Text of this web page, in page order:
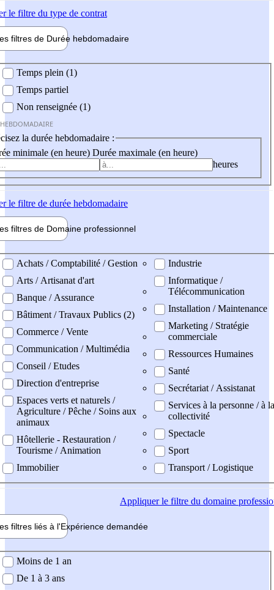
le filtre du type de contrat
filtres de Durée hebdomadaire
Temps plein (1)
Temps partiel
Non renseignée (1)
la durée hebdomadaire :
minimale (en heure) Durée maximale (en heure)
heures
le filtre de durée hebdomadaire
filtres de Domaine professionnel
professionel
Achats / Comptabilité / Gestion
Arts / Artisanat d'art
Banque / Assurance
Bâtiment / Travaux Publics (2)
Commerce / Vente
Communication / Multimédia
Conseil / Etudes
Direction d'entreprise
Espaces verts et naturels /
Agriculture / Pêche / Soins aux
animaux
Hôtellerie - Restauration /
Tourisme / Animation
Immobilier
Industrie
Informatique /
Télécommunication
Installation / Maintenance
Marketing / Stratégie
commerciale
Ressources Humaines
Santé
Secrétariat / Assistanat
Services à la personne / à la
collectivité
Spectacle
Sport
Transport / Logistique
Appliquerle filtre du domaine
filtres liés à l'Expérience demandée
demandée
Moins de 1 an
De 1 à 3 ans